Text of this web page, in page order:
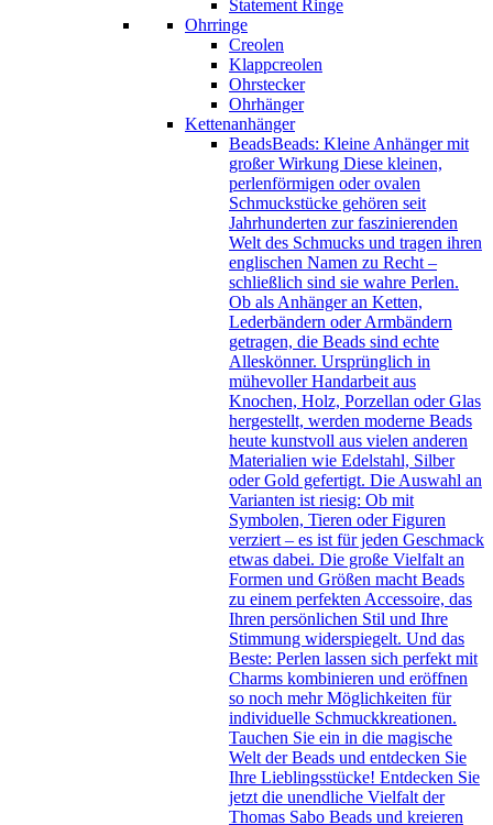
Statement Ringe
Ohrringe
Creolen
Klappcreolen
Ohrstecker
Ohrhänger
Kettenanhänger
BeadsBeads: Kleine Anhänger mit
großer Wirkung Diese kleinen,
perlenförmigen oder ovalen
Schmuckstücke gehören seit
Jahrhunderten zur faszinierenden
Welt des Schmucks und tragen ihren
englischen Namen zu Recht –
schließlich sind sie wahre Perlen.
Ob als Anhänger an Ketten,
Lederbändern oder Armbändern
getragen, die Beads sind echte
Alleskönner. Ursprünglich in
mühevoller Handarbeit aus
Knochen, Holz, Porzellan oder Glas
hergestellt, werden moderne Beads
heute kunstvoll aus vielen anderen
Materialien wie Edelstahl, Silber
oder Gold gefertigt. Die Auswahl an
Varianten ist riesig: Ob mit
Symbolen, Tieren oder Figuren
verziert – es ist für jeden Geschmack
etwas dabei. Die große Vielfalt an
Formen und Größen macht Beads
zu einem perfekten Accessoire, das
Ihren persönlichen Stil und Ihre
Stimmung widerspiegelt. Und das
Beste: Perlen lassen sich perfekt mit
Charms kombinieren und eröffnen
so noch mehr Möglichkeiten für
individuelle Schmuckkreationen.
Tauchen Sie ein in die magische
Welt der Beads und entdecken Sie
Ihre Lieblingsstücke! Entdecken Sie
jetzt die unendliche Vielfalt der
Thomas Sabo Beads und kreieren